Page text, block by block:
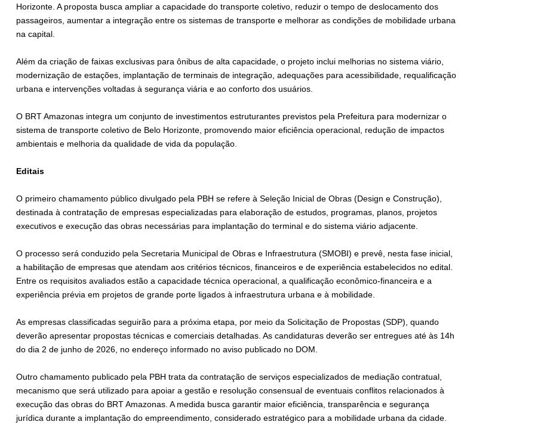
Horizonte. A proposta busca ampliar a capacidade do transporte coletivo, reduzir o tempo de deslocamento dos
passageiros, aumentar a integração entre os sistemas de transporte e melhorar as condições de mobilidade urbana
na capital.
Além da criação de faixas exclusivas para ônibus de alta capacidade, o projeto inclui melhorias no sistema viário,
modernização de estações, implantação de terminais de integração, adequações para acessibilidade, requalificação
urbana e intervenções voltadas à segurança viária e ao conforto dos usuários.
O BRT Amazonas integra um conjunto de investimentos estruturantes previstos pela Prefeitura para modernizar o
sistema de transporte coletivo de Belo Horizonte, promovendo maior eficiência operacional, redução de impactos
ambientais e melhoria da qualidade de vida da população.
Editais
O primeiro chamamento público divulgado pela PBH se refere à Seleção Inicial de Obras (Design e Construção),
destinada à contratação de empresas especializadas para elaboração de estudos, programas, planos, projetos
executivos e execução das obras necessárias para implantação do terminal e do sistema viário adjacente.
O processo será conduzido pela Secretaria Municipal de Obras e Infraestrutura (SMOBI) e prevê, nesta fase inicial,
a habilitação de empresas que atendam aos critérios técnicos, financeiros e de experiência estabelecidos no edital.
Entre os requisitos avaliados estão a capacidade técnica operacional, a qualificação econômico-financeira e a
experiência prévia em projetos de grande porte ligados à infraestrutura urbana e à mobilidade.
As empresas classificadas seguirão para a próxima etapa, por meio da Solicitação de Propostas (SDP), quando
deverão apresentar propostas técnicas e comerciais detalhadas. As candidaturas deverão ser entregues até às 14h
do dia 2 de junho de 2026, no endereço informado no aviso publicado no DOM.
Outro chamamento publicado pela PBH trata da contratação de serviços especializados de mediação contratual,
mecanismo que será utilizado para apoiar a gestão e resolução consensual de eventuais conflitos relacionados à
execução das obras do BRT Amazonas. A medida busca garantir maior eficiência, transparência e segurança
jurídica durante a implantação do empreendimento, considerado estratégico para a mobilidade urbana da cidade.